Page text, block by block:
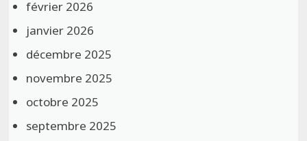
février 2026
janvier 2026
décembre 2025
novembre 2025
octobre 2025
septembre 2025